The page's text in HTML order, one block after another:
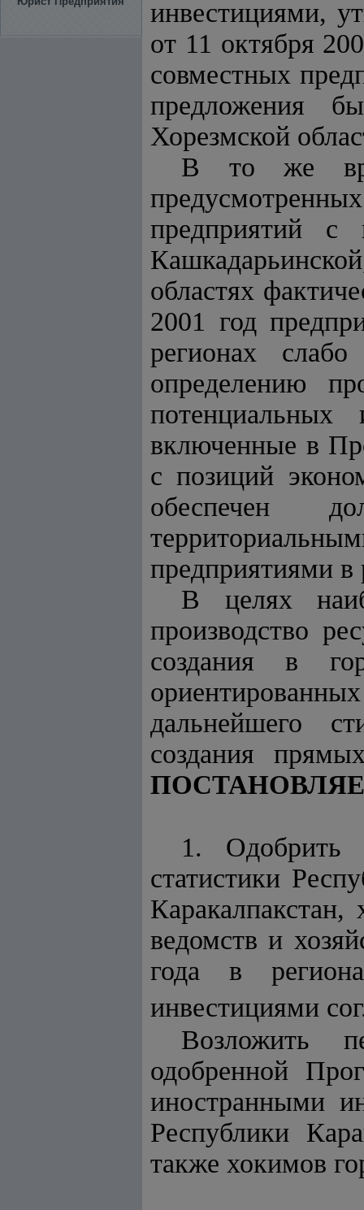
инвестициями,
от 11 октября
совместных
предложения
Хорезмской
В то же
предприятий с
областях
2001 год
регионах
определению
потенциальных
включенные в
с позиций
обеспечен
предприятиями
В целях
производство
создания в
дальнейшего
создания
1. Одобрить
статистики
ведомств и
года в
инвестициями
Возложить
одобренной
иностранными
Республики
также хокимов